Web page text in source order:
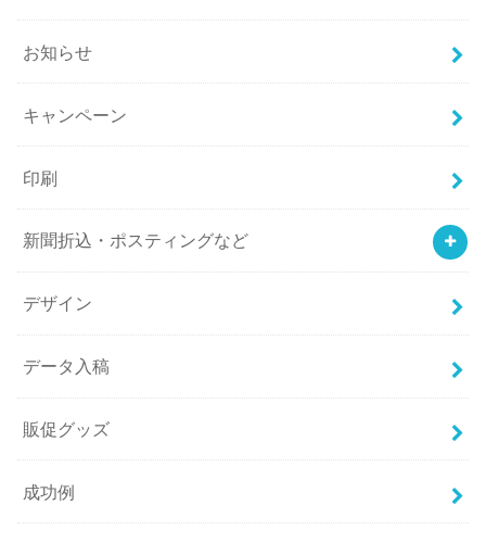
お知らせ
キャンペーン
印刷
新聞折込・ポスティングなど
デザイン
データ入稿
販促グッズ
成功例